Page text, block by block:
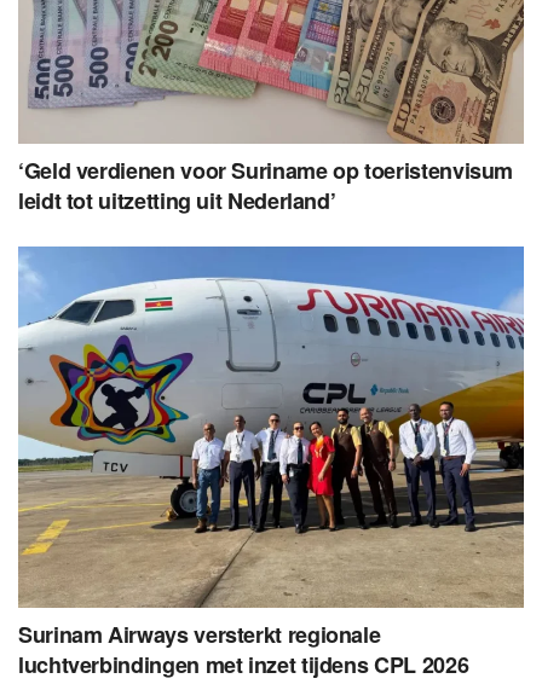
‘Geld verdienen voor Suriname op toeristenvisum
leidt tot uitzetting uit Nederland’
Surinam Airways versterkt regionale
luchtverbindingen met inzet tijdens CPL 2026